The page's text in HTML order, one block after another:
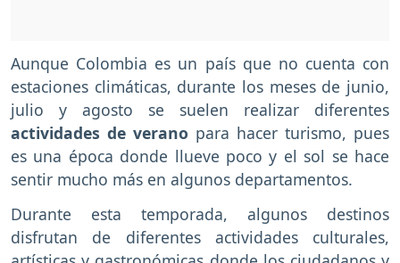
Aunque Colombia es un país que no cuenta con
estaciones climáticas, durante los meses de junio,
julio y agosto se suelen realizar diferentes
actividades de verano para hacer turismo, pues
es una época donde llueve poco y el sol se hace
sentir mucho más en algunos departamentos.
Durante esta temporada, algunos destinos
disfrutan de diferentes actividades culturales,